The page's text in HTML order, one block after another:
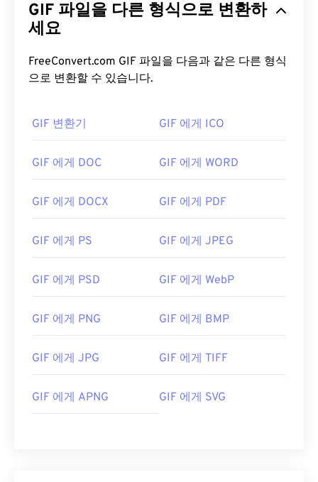
GIF 파일을 다른 형식으로 변환하
세요
FreeConvert.com GIF 파일을 다음과 같은 다른 형식
으로 변환할 수 있습니다.
GIF 변환기 GIF 에게 ICO
GIF 에게 DOC GIF 에게 WORD
GIF 에게 DOCX GIF 에게 PDF
GIF 에게 PS GIF 에게 JPEG
GIF 에게 PSD GIF 에게 WebP
GIF 에게 PNG GIF 에게 BMP
GIF 에게 JPG GIF 에게 TIFF
GIF 에게 APNG GIF 에게 SVG